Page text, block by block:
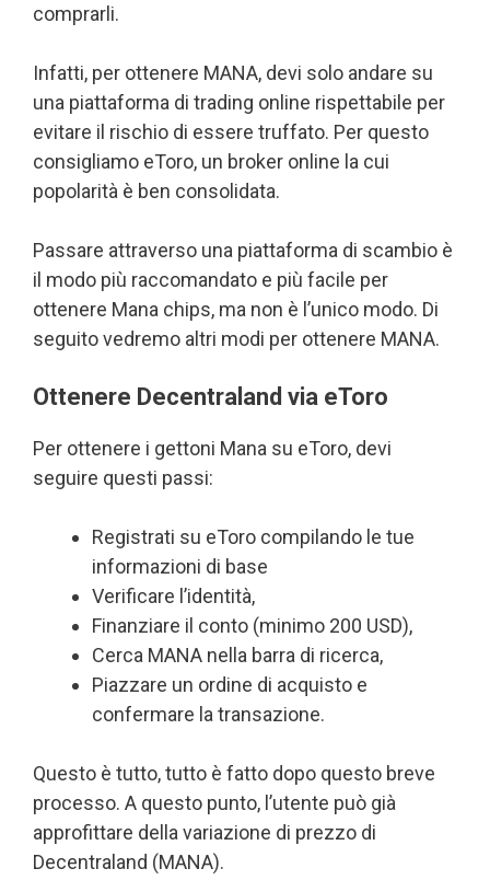
comprarli.
Infatti, per ottenere MANA, devi solo andare su
una piattaforma di trading online rispettabile per
evitare il rischio di essere truffato. Per questo
consigliamo eToro, un broker online la cui
popolarità è ben consolidata.
Passare attraverso una piattaforma di scambio è
il modo più raccomandato e più facile per
ottenere Mana chips, ma non è l’unico modo. Di
seguito vedremo altri modi per ottenere MANA.
Ottenere Decentraland via eToro
Per ottenere i gettoni Mana su eToro, devi
seguire questi passi:
Registrati su eToro compilando le tue
informazioni di base
Verificare l’identità,
Finanziare il conto (minimo 200 USD),
Cerca MANA nella barra di ricerca,
Piazzare un ordine di acquisto e
confermare la transazione.
Questo è tutto, tutto è fatto dopo questo breve
processo. A questo punto, l’utente può già
approfittare della variazione di prezzo di
Decentraland (MANA).